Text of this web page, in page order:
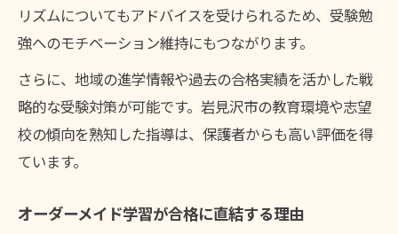
リズムについてもアドバイスを受けられるため、受験勉
強へのモチベーション維持にもつながります。
さらに、地域の進学情報や過去の合格実績を活かした戦
略的な受験対策が可能です。岩見沢市の教育環境や志望
校の傾向を熟知した指導は、保護者からも高い評価を得
ています。
オーダーメイド学習が合格に直結する理由